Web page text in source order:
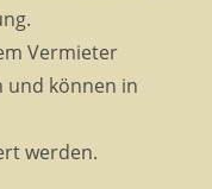
Vermieter
und können in
werden.